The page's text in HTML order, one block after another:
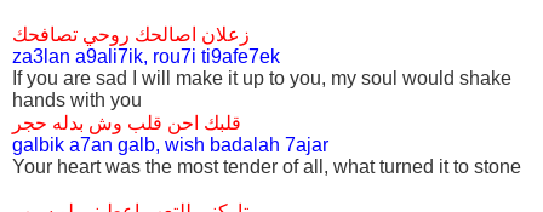
زعلان اصالحك روحي تصافحك
za3lan a9ali7ik, rou7i ti9afe7ek
If you are sad I will make it up to you, my soul would shake
hands with you
قلبك احن قلب وش بدله حجر
galbik a7an galb, wish badalah 7ajar
Your heart was the most tender of all, what turned it to stone